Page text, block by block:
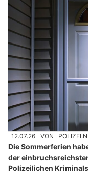
12.07.26 VON
Die Sommerferien
der
Polizeilichen